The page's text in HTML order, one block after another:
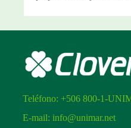
Teléfono: +506 800-1-
E-mail: info@unimar.net